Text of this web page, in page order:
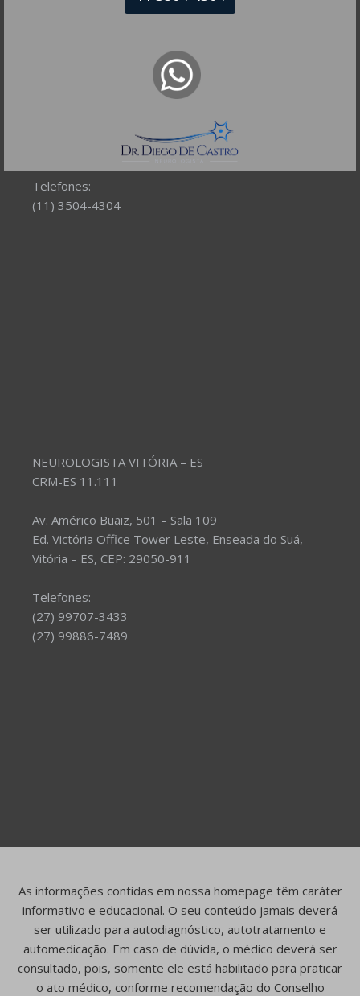
NEUROLOGISTA EM SÃO PAULO – SP
CEP: 01332-904
Telefones:
(11) 3504-4304
NEUROLOGISTA VITÓRIA – ES
CRM-ES 11.111
Av. Américo Buaiz, 501 – Sala 109
Ed. Victória Office Tower Leste, Enseada do Suá,
Vitória – ES, CEP: 29050-911
Telefones:
(27) 99707-3433
(27) 99886-7489
As informações contidas em nossa homepage têm caráter
informativo e educacional. O seu conteúdo jamais deverá
ser utilizado para autodiagnóstico, autotratamento e
automedicação. Em caso de dúvida, o médico deverá ser
consultado, pois, somente ele está habilitado para praticar
o ato médico, conforme recomendação do Conselho